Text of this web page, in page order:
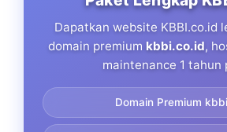
Dapatkan website KBBI.co.id
domain premium kbbi.co.id,
maintenance 1 tahun
Domain Premium